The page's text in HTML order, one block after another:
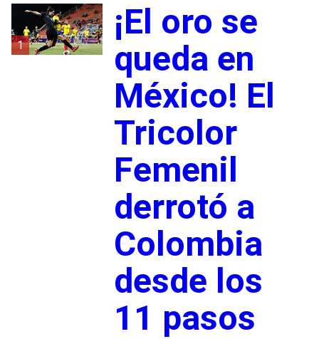
1
¡El oro se
queda en
México! El
Tricolor
Femenil
derrotó a
Colombia
desde los
11 pasos